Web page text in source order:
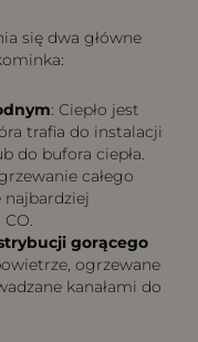
się dwa główne
: Ciepło jest
trafia do instalacji
do bufora ciepła.
całego
gorącego
ogrzewane
kanałami do